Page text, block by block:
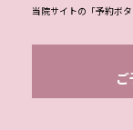
当院サイトの「予約ボ